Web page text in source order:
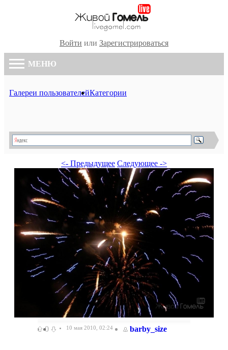
Войти или Зарегистрироваться
МЕНЮ
Галереи пользователейКатегории
<- Предыдущее Следующее ->
0 10 мая 2010, 02:24 barby_size